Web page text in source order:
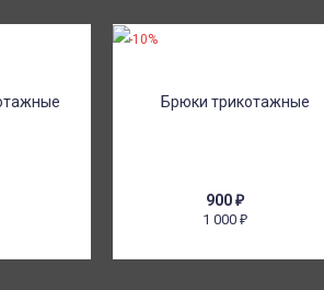
900₽
1 000₽
-10%